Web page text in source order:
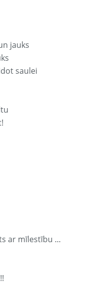
jauks
saulei
ar mīlestību ...